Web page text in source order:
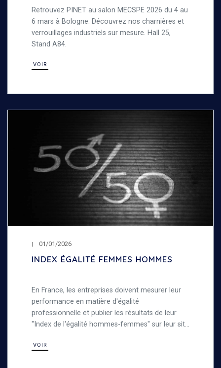
Retrouvez PINET au salon MECSPE 2026 du 4 au
6 mars à Bologne. Découvrez nos charnières et
verrouillages industriels sur mesure. Hall 25,
Stand A84.
VOIR
01/01/2026
INDEX ÉGALITÉ FEMMES HOMMES
En France, les entreprises doivent mesurer leur
performance en matière d'égalité
professionnelle et publier les résultats de leur
"Index de l'égalité hommes-femmes" sur leur site
les femmes et les hommes
VOIR